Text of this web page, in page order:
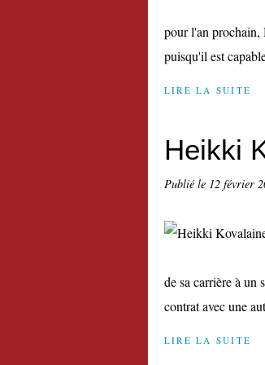
pour l'an prochain,
puisqu'il est
LIRE LA SUITE
Heikki
Publié le 12 février
de sa carrière à
contrat avec une
LIRE LA SUITE